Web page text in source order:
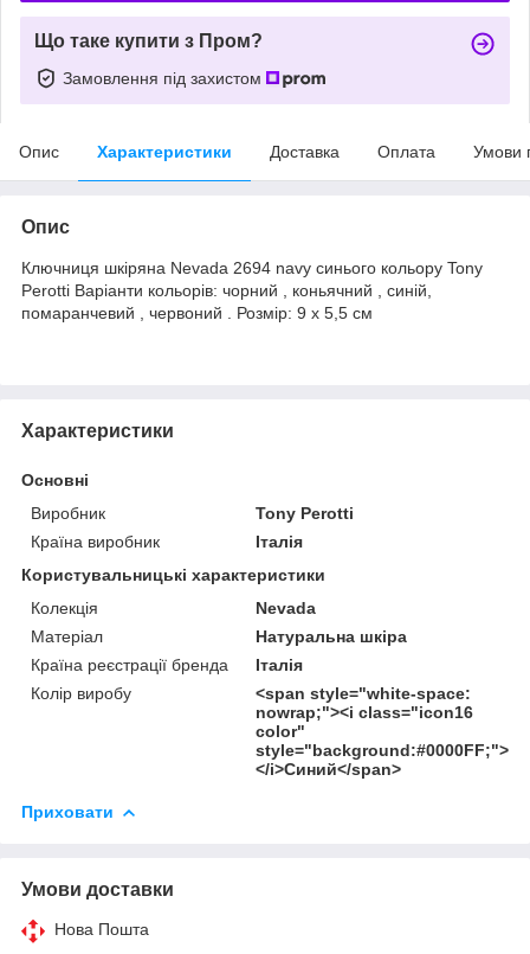
Що таке купити з Пром?
Замовлення під захистом
Опис Характеристики Доставка Оплата Умови
Опис
Ключниця шкіряна Nevada 2694 navy синього кольору Tony
Perotti Варіанти кольорів: чорний , коньячний , синій,
помаранчевий , червоний . Розмір: 9 х 5,5 см
Характеристики
Основні
Виробник
Tony Perotti
Країна виробник
Італія
Користувальницькі характеристики
Колекція
Nevada
Матеріал
Натуральна шкіра
Країна реєстрації бренда
Італія
Колір виробу
<span style="white-space:
nowrap;"><i class="icon16
color"
style="background:#0000FF;">
</i>Синий</span>
Приховати
Умови доставки
Нова Пошта